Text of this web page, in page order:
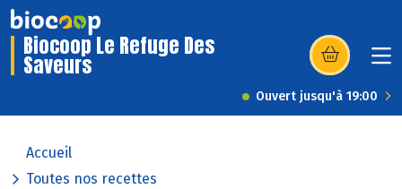
Biocoop Le Refuge Des
Saveurs (s’ouvre dans
Ouvert jusqu'à 19:00
Accueil
Toutes nos recettes